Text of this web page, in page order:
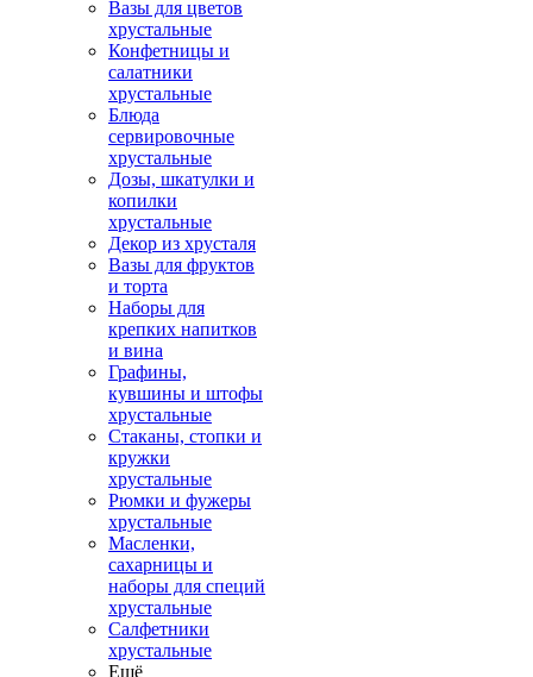
Вазы для цветов
хрустальные
Конфетницы и
салатники
хрустальные
Блюда
сервировочные
хрустальные
Дозы, шкатулки и
копилки
хрустальные
Декор из хрусталя
Вазы для фруктов
и торта
Наборы для
крепких напитков
и вина
Графины,
кувшины и штофы
хрустальные
Стаканы, стопки и
кружки
хрустальные
Рюмки и фужеры
хрустальные
Масленки,
сахарницы и
наборы для специй
хрустальные
Салфетники
хрустальные
Ещё